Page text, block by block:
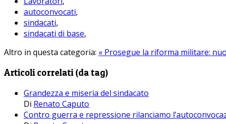
autoconvocati,
sindacati,
sindacati di base,
Altro in questa categoria: « Prosegue la riforma militare:
Articoli correlati (da tag)
Grandezza e miseria del sindacato
Di Renato Caputo
Contro guerra e repressione rilanciamo